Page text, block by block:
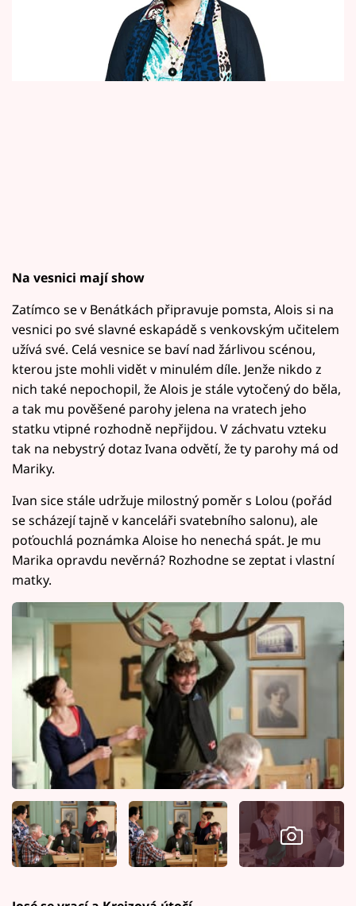
Sledujte prima+
Filmový festival Karlovy Vary
Na vesnici mají show
Zatímco se v Benátkách připravuje pomsta, Alois si na
vesnici po své slavné eskapádě s venkovským učitelem
užívá své. Celá vesnice se baví nad žárlivou scénou,
kterou jste mohli vidět v minulém díle. Jenže nikdo z
nich také nepochopil, že Alois je stále vytočený do běla,
a tak mu pověšené parohy jelena na vratech jeho
statku vtipné rozhodně nepřijdou. V záchvatu vzteku
tak na nebystrý dotaz Ivana odvětí, že ty parohy má od
Mariky.
Ivan sice stále udržuje milostný poměr s Lolou (pořád
se scházejí tajně v kanceláři svatebního salonu), ale
poťouchlá poznámka Aloise ho nenechá spát. Je mu
Marika opravdu nevěrná? Rozhodne se zeptat i vlastní
matky.